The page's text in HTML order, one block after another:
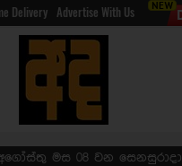
Delivery Advertise With Us
අගෝස්තු මස 08 වන සෙනසුරාදා